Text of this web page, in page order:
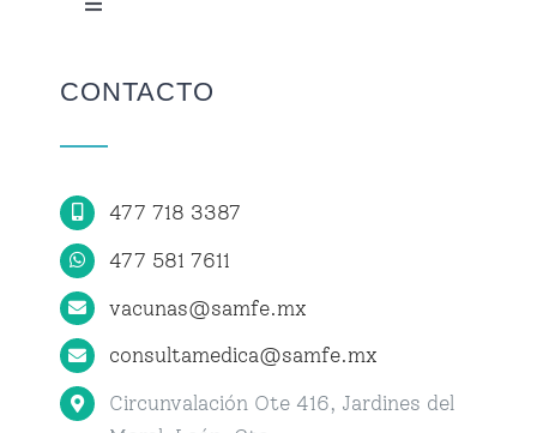
Toggle
Centro de Atención Médica
Citas
CONTACTO
477 718 3387
477 581 7611
vacunas@samfe.mx
consultamedica@samfe.mx
Circunvalación Ote 416, Jardines del